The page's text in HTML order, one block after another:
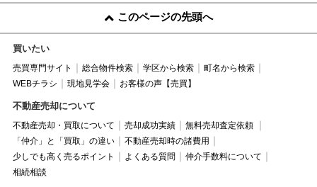
このページの先頭へ
買いたい
売買専門サイト 総合物件検索 学区から検索
町名から検索
WEBチラシ
現地見学会 お客様の声【売買】
不動産売却について
不動産売却・買取について 売却成功実績
無料売却査定依頼
「仲介」と「買取」の違い
不動産売却時の諸費用
少しでも高く売るポイント
よくある質問
仲介手数料について
相続相談